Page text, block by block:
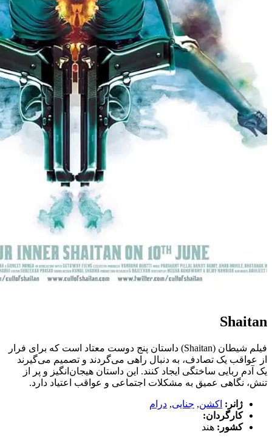
Shaitan
فیلم شیطان (Shaitan) داستان پنج دوست معتاد است که برای فرار
از عواقب یک تصادف، به دنبال راهی می‌گردند و تصمیم می‌گیرند
یک آدم ربایی ساختگی ایجاد کنند. این داستان هیجان‌انگیز و پر از
تنش، نگاهی عمیق به مشکلات اجتماعی و عواقب اعتیاد دارد.
ژانر: اکشن, جنایی, درام
کارگردان:
کشور: هند